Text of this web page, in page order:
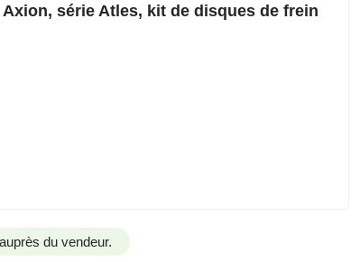
série Atles, kit de disques de frein
du vendeur.